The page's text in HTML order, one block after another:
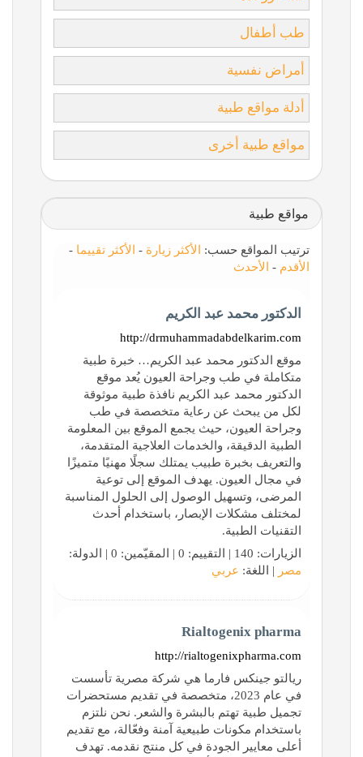
طب أطفال
أمراض نفسية
أدلة مواقع طبية
مواقع طبية أخرى
مواقع طبية
ترتيب المواقع حسب: الأكثر زيارة - الأكثر تقييما -
الأقدم - الأحدث
الدكتور محمد عبد الكريم
http://drmuhammadabdelkarim.com
موقع الدكتور محمد عبد الكريم… خبرة طبية
متكاملة في طب وجراحة العيون يُعد موقع
الدكتور محمد عبد الكريم نافذة طبية موثوقة
لكل من يبحث عن رعاية متخصصة في طب
وجراحة العيون، حيث يجمع الموقع بين المعلومة
الطبية الدقيقة، والخدمات العلاجية المتقدمة،
والتعريف بخبرة طبيب يمتلك سجلًا مهنيًا متميزًا
في مجال العيون. يهدف الموقع إلى توعية
المرضى، وتسهيل الوصول إلى الحلول المناسبة
لمختلف مشكلات الإبصار، باستخدام أحدث
التقنيات الطبية.
الزيارات: 140 | التقييم: 0 | المقيّمين: 0 | الدولة:
مصر | اللغة: عربي
Rialtogenix pharma
http://rialtogenixpharma.com
ريالتو جينكس فارما هي شركة مصرية تأسست
في عام 2023، متخصصة في تقديم مستحضرات
تجميل طبية تهتم بالبشرة والشعر. نحن نلتزم
باستخدام مكونات طبيعية آمنة وفعّالة، مع تقديم
أعلى معايير الجودة في كل منتج نقدمه. تهدف